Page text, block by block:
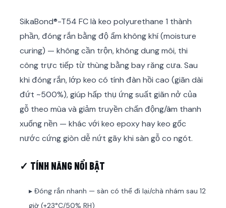
SikaBond®-T54 FC là keo polyurethane 1 thành
phần, đóng rắn bằng độ ẩm không khí (moisture
curing) — không cần trộn, không dung môi, thi
công trực tiếp từ thùng bằng bay răng cưa. Sau
khi đóng rắn, lớp keo có tính đàn hồi cao (giãn dài
đứt ~500%), giúp hấp thụ ứng suất giãn nở của
gỗ theo mùa và giảm truyền chấn động/âm thanh
xuống nền — khác với keo epoxy hay keo gốc
nước cứng giòn dễ nứt gãy khi sàn gỗ co ngót.
✓ TÍNH NĂNG NỔI BẬT
▸ Đóng rắn nhanh — sàn có thể đi lại/chà nhám sau 12
giờ (+23°C/50% RH)